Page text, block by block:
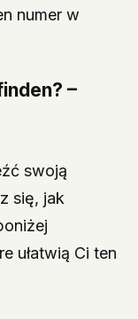
numer w
? –
swoją
się, jak
ułatwią Ci ten